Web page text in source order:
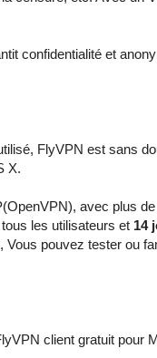
confidentialité et
FlyVPN est sans
X.
avec plus
les utilisateurs et 14
pouvez tester ou
client gratuit pour